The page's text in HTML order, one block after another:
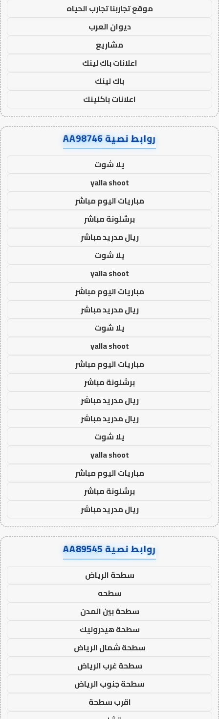
موقع تجاربنا تجارب الحياه
ديوان العرب
مشاريع
اعلانات باك لينك
باك لينك
اعلانات باكلينك
روابط نصية AA98746
يلا شوت
yalla shoot
مباريات اليوم مباشر
برشلونة مباشر
ريال مدريد مباشر
يلا شوت
yalla shoot
مباريات اليوم مباشر
ريال مدريد مباشر
يلا شوت
yalla shoot
مباريات اليوم مباشر
برشلونة مباشر
ريال مدريد مباشر
ريال مدريد مباشر
يلا شوت
yalla shoot
مباريات اليوم مباشر
برشلونة مباشر
ريال مدريد مباشر
روابط نصية AA89545
سطحة الرياض
سطحه
سطحة بين المدن
سطحة هيدروليك
سطحة شمال الرياض
سطحة غرب الرياض
سطحة جنوب الرياض
اقرب سطحة